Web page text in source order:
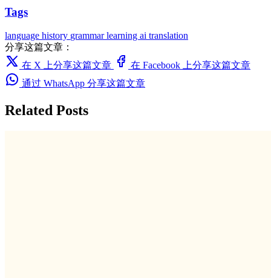
Tags
language history grammarlearning ai translation
分享这篇文章：
在 X 上分享这篇文章
在 Facebook 上分享这篇文章
通过 WhatsApp 分享这篇文章
Related Posts